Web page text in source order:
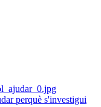
perquè s'investigui